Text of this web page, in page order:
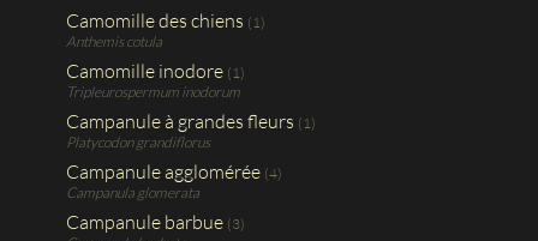
Camomille des chiens (1)
Anthemis cotula
Camomille inodore (1)
Tripleurospermum inodorum
Campanule à grandes fleurs (1)
Platycodon grandiflorus
Campanule agglomérée (4)
Campanula glomerata
Campanule barbue (3)